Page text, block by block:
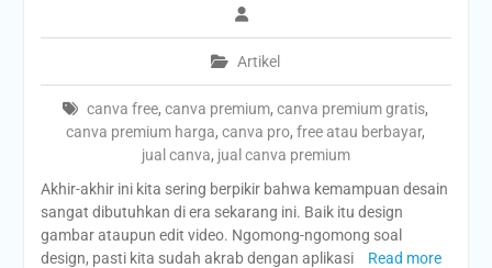
Artikel
canva free,canva premium,canva premium gratis,
canva premium harga,canva pro,free atau berbayar,
jual canva, jual canva premium
Akhir-akhir ini kita sering berpikir bahwa kemampuan desain
sangat dibutuhkan di era sekarang ini. Baik itu design
gambar ataupun edit video. Ngomong-ngomong soal
design, pasti kita sudah akrab dengan aplikasi
Read more